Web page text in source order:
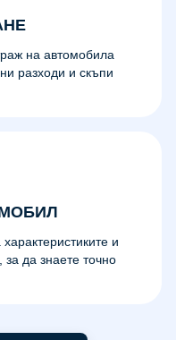
на автомобила
разходи и скъпи
и
да знаете точно